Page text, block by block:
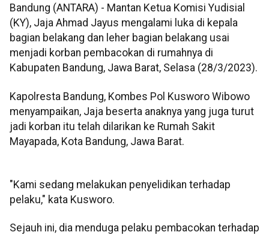
Bandung (ANTARA) - Mantan Ketua Komisi Yudisial
(KY), Jaja Ahmad Jayus mengalami luka di kepala
bagian belakang dan leher bagian belakang usai
menjadi korban pembacokan di rumahnya di
Kabupaten Bandung, Jawa Barat, Selasa (28/3/2023).
Kapolresta Bandung, Kombes Pol Kusworo Wibowo
menyampaikan, Jaja beserta anaknya yang juga turut
jadi korban itu telah dilarikan ke Rumah Sakit
Mayapada, Kota Bandung, Jawa Barat.
"Kami sedang melakukan penyelidikan terhadap
pelaku," kata Kusworo.
Sejauh ini, dia menduga pelaku pembacokan terhadap